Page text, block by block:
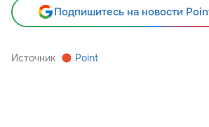
Подпишитесь на новости
Источник Point